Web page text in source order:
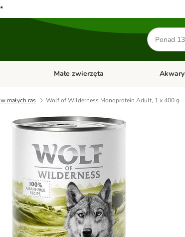
Szukaj
produktów
menu kategorii: PsyOtwórz menu kategorii: Koty
Małe zwierzęta Otwórz
małych ras Wolf of Wilderness Monoprotein Adult, 1 x 400 g